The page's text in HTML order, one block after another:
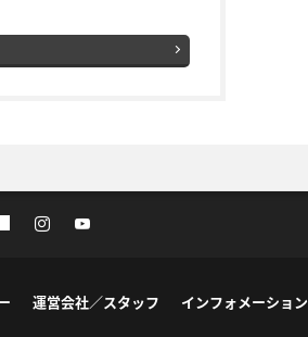
運営会社／スタッフ インフォメーション